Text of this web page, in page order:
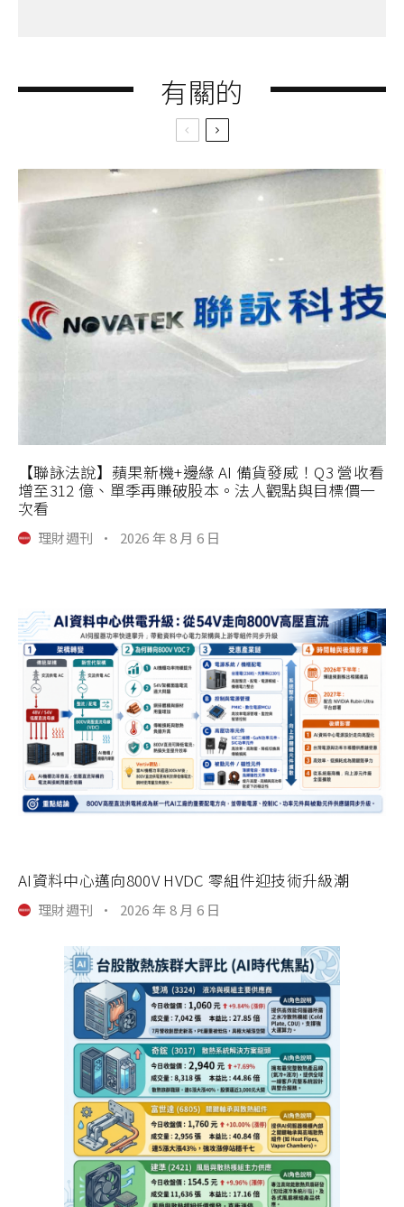
有關的
【聯詠法說】蘋果新機+邊緣 AI 備貨發威！Q3 營收看
增至312 億、單季再賺破股本。法人觀點與目標價一
次看
理財週刊 · 2026 年 8 月 6 日
AI資料中心邁向800V HVDC 零組件迎技術升級潮
理財週刊 · 2026 年 8 月 6 日